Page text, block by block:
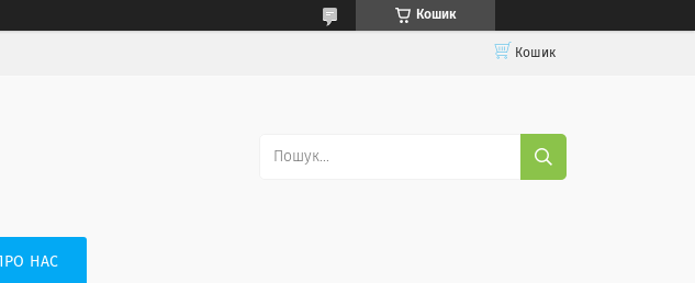
Кошик
Кошик
ПРО НАС